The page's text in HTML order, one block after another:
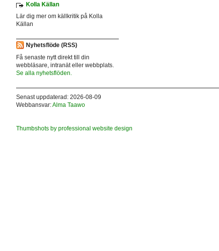
Kolla Källan
Lär dig mer om källkritik på Kolla
Källan
Nyhetsflöde (RSS)
Få senaste nytt direkt till din
webbläsare, intranät eller webbplats.
Se alla nyhetsflöden.
Senast uppdaterad: 2026-08-09
Webbansvar:Alma Taawo
Thumbshots by professional website design